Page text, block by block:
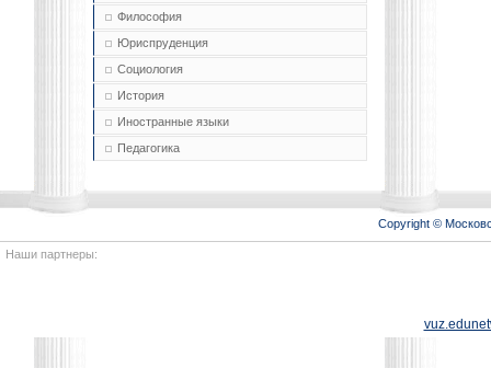
Философия
Юриспруденция
Социология
История
Иностранные языки
Педагогика
Copyright ©
Наши партнеры: